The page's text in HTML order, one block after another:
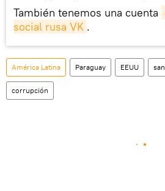
También tenemos una cuenta
social rusa VK .
América Latina Paraguay EEUU
corrupción